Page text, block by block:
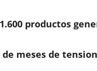
productos
meses de